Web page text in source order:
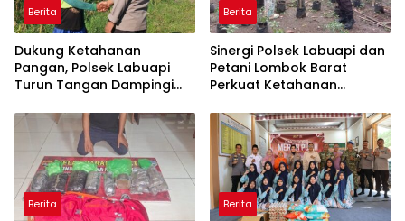
Berita
Dukung Ketahanan
Pangan, Polsek Labuapi
Turun Tangan Dampingi
Bongkot
Berita
Sinergi Polsek Labuapi dan
Petani Lombok Barat
Perkuat Ketahanan
Berita Berita